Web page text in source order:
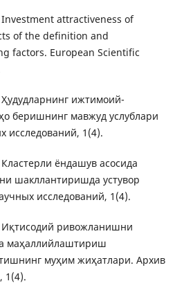
attractiveness of
of the definition and
factors. European Scientific
ижтимоий-
беришнинг мавжуд услублари
исследований, 1(4).
ёндашув асосида
шакллантиришда устувор
исследований, 1(4).
Иқтисодий ривожланишни
маҳаллийлаштириш
муҳим жиҳатлари. Архив
1(4).